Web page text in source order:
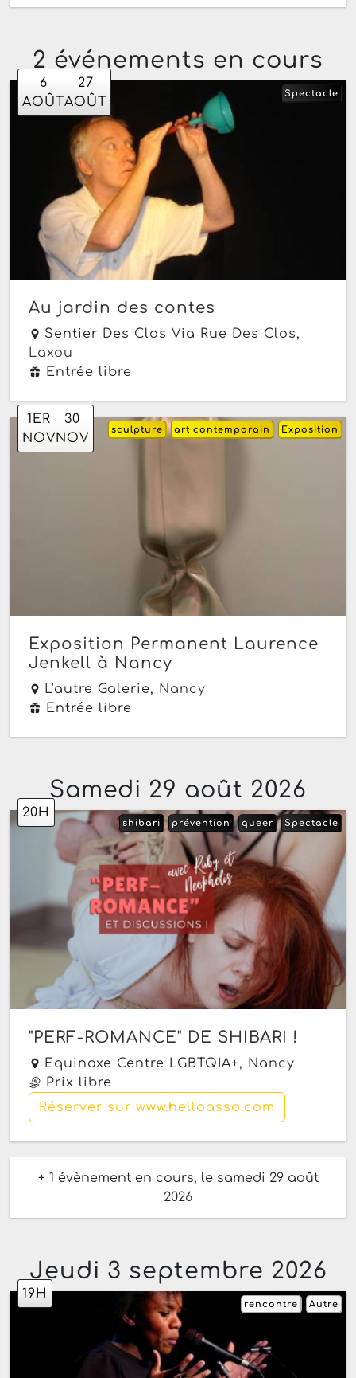
2 événements en cours
6
AOÛT
27
AOÛT
Spectacle
Au jardin des contes
Sentier Des Clos Via Rue Des Clos,
Laxou
Entrée libre
1ER
NOV
30
NOV
Exposition
art contemporain
sculpture
Exposition Permanent Laurence
Jenkell à Nancy
L'autre Galerie, Nancy
Entrée libre
Samedi 29 août 2026
20H
Spectacle
queer
prévention
shibari
"PERF-ROMANCE" DE SHIBARI !
Equinoxe Centre LGBTQIA+, Nancy
Prix libre
Réserver sur www.helloasso.com
+ 1 évènement en cours, le samedi 29 août
2026
Jeudi 3 septembre 2026
19H
Autre
rencontre